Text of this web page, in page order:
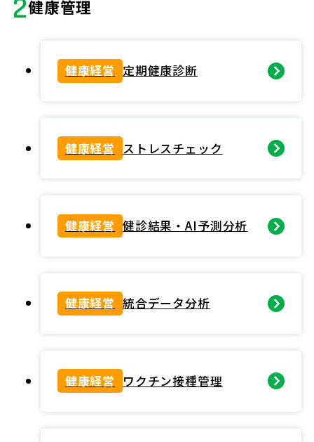
2健康管理
健康経営 定期健康診断
健康経営 ストレスチェック
健康経営 健診結果・AI予測分析
健康経営 統合データ分析
健康経営 ワクチン接種管理